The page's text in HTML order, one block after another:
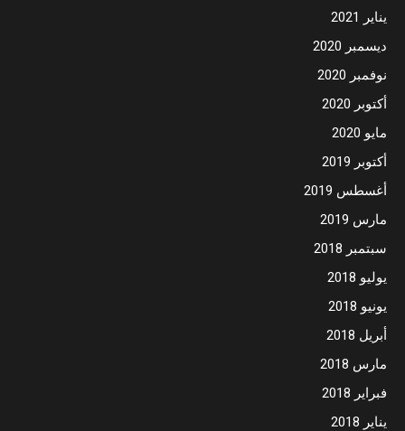
يناير 2021
ديسمبر 2020
نوفمبر 2020
أكتوبر 2020
مايو 2020
أكتوبر 2019
أغسطس 2019
مارس 2019
سبتمبر 2018
يوليو 2018
يونيو 2018
أبريل 2018
مارس 2018
فبراير 2018
يناير 2018